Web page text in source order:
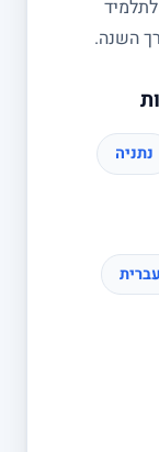
השנה.
נתניה
עברית